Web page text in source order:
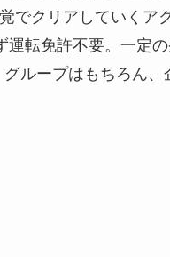
クリアしていくア
転免許不要。一定
ループはもちろん